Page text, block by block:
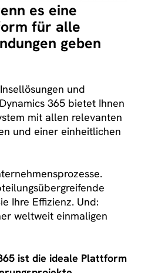
es eine
für alle
geben
und
365 bietet Ihnen
mit allen relevanten
und einer einheitlichen
Ihre Effizienz. Und:
weltweit einmaligen
ist die ideale Plattform